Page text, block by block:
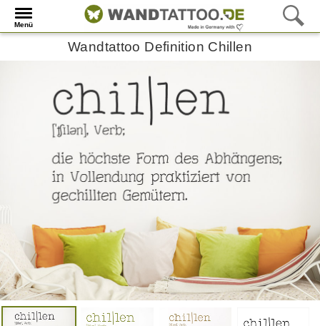
Menü
Wandtattoo Definition Chillen